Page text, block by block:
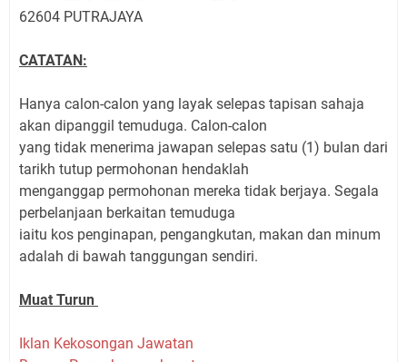
62604 PUTRAJAYA
CATATAN:
Hanya calon-calon yang layak selepas tapisan sahaja
akan dipanggil temuduga. Calon-calon
yang tidak menerima jawapan selepas satu (1) bulan dari
tarikh tutup permohonan hendaklah
menganggap permohonan mereka tidak berjaya. Segala
perbelanjaan berkaitan temuduga
iaitu kos penginapan, pengangkutan, makan dan minum
adalah di bawah tanggungan sendiri.
Muat Turun
Iklan Kekosongan Jawatan